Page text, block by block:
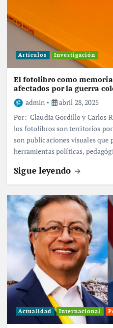
Artículos Investigación
El fotolibro como
afectados por la guerra
admin
abril 28, 2025
Por: Claudia Gordillo y Carlos
los fotolibros son territorios
son publicaciones visuales que
herramientas políticas,
Sigue leyendo
Actualidad Internacional